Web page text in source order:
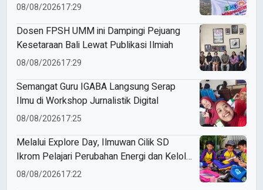
08/08/202617:29
Dosen FPSH UMM ini Dampingi Pejuang
Kesetaraan Bali Lewat Publikasi Ilmiah
08/08/202617:29
Semangat Guru IGABA Langsung Serap
Ilmu di Workshop Jurnalistik Digital
08/08/202617:25
Melalui Explore Day, Ilmuwan Cilik SD
Ikrom Pelajari Perubahan Energi dan Kelola
Sampah demi Bumi
08/08/202617:22